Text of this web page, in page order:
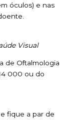
óculos) e nas
Visual
de Oftalmologia
000 ou do
e fique a par de